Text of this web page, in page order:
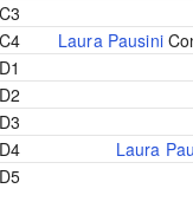
C3
C4
Laura Pausini
D1
D2
D3
D4
Laura
D5